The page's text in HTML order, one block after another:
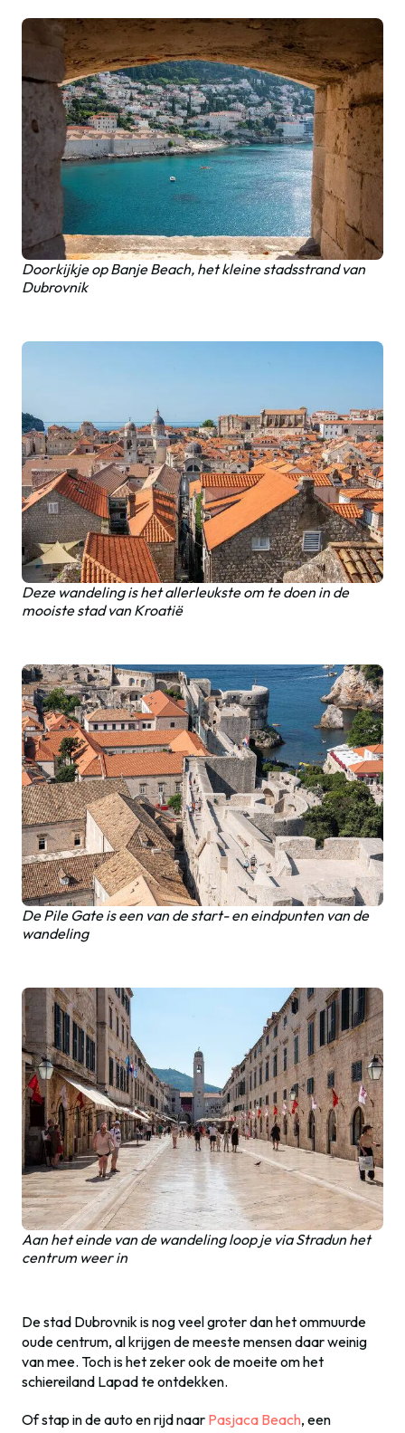
Doorkijkje op Banje Beach, het kleine stadsstrand van
Dubrovnik
Deze wandeling is het allerleukste om te doen in de
mooiste stad van Kroatië
De Pile Gate is een van de start- en eindpunten van de
wandeling
Aan het einde van de wandeling loop je via Stradun het
centrum weer in
De stad Dubrovnik is nog veel groter dan het ommuurde
oude centrum, al krijgen de meeste mensen daar weinig
van mee. Toch is het zeker ook de moeite om het
schiereiland Lapad te ontdekken.
Of stap in de auto en rijd naar Pasjaca Beach, een